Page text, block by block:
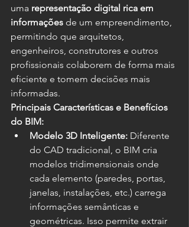
uma representação digital rica em
informações de um empreendimento,
permitindo que arquitetos,
engenheiros, construtores e outros
profissionais colaborem de forma mais
eficiente e tomem decisões mais
informadas.
Principais Características e Benefícios
do BIM:
Modelo 3D Inteligente: Diferente
do CAD tradicional, o BIM cria
modelos tridimensionais onde
cada elemento (paredes, portas,
janelas, instalações, etc.) carrega
informações semânticas e
geométricas. Isso permite extrair